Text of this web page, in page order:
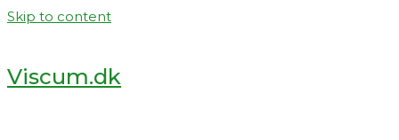
Skip to content
Viscum.dk